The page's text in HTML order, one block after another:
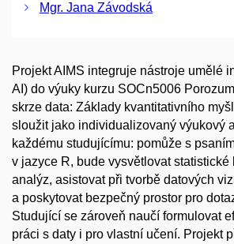
Mgr. Jana Závodská
Projekt AIMS integruje nástroje umělé
AI) do výuky kurzu SOCn5006
skrze data: Základy kvantitativního
sloužit jako individualizovaný výukový
každému studujícímu: pomůže s
v jazyce R, bude vysvětlovat statistické
analýz, asistovat při tvorbě datových
a poskytovat bezpečný prostor pro
Studující se zároveň naučí formulovat
práci s daty i pro vlastní učení. Projekt